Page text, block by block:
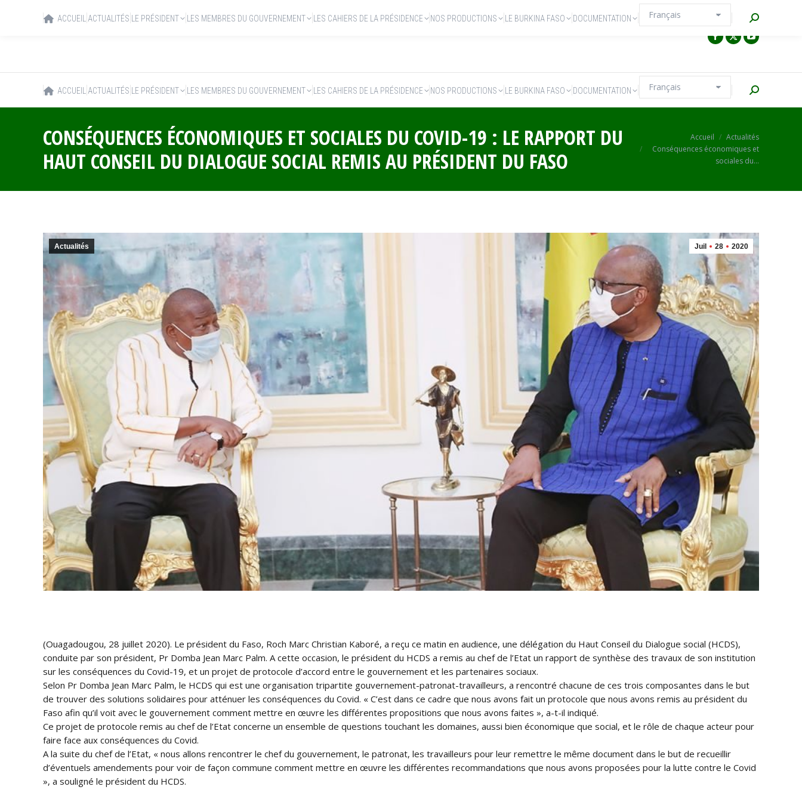
ACCUEIL ACTUALITÉS LE PRÉSIDENT LES MEMBRES DU GOUVERNEMENT LES CAHIERS DE LA PRÉSIDENCE NOS PRODUCTIONS LE BURKINA FASO DOCUMENTATION Recherche
CONSÉQUENCES ÉCONOMIQUES ET SOCIALES DU COVID-19 : LE RAPPORT DU
HAUT CONSEIL DU DIALOGUE SOCIAL REMIS AU PRÉSIDENT DU FASO
Vous êtes ici :Accueil
Actualités
Conséquences économiques et
sociales du…
Juil 28 2020
Actualités
(Ouagadougou, 28 juillet 2020). Le président du Faso, Roch Marc Christian Kaboré, a reçu ce matin en audience, une délégation du Haut Conseil du Dialogue social (HCDS),
conduite par son président, Pr Domba Jean Marc Palm. A cette occasion, le président du HCDS a remis au chef de l’Etat un rapport de synthèse des travaux de son institution
sur les conséquences du Covid-19, et un projet de protocole d’accord entre le gouvernement et les partenaires sociaux.
Selon Pr Domba Jean Marc Palm, le HCDS qui est une organisation tripartite gouvernement-patronat-travailleurs, a rencontré chacune de ces trois composantes dans le but
de trouver des solutions solidaires pour atténuer les conséquences du Covid. « C’est dans ce cadre que nous avons fait un protocole que nous avons remis au président du
Faso afin qu’il voit avec le gouvernement comment mettre en œuvre les différentes propositions que nous avons faites », a-t-il indiqué.
Ce projet de protocole remis au chef de l’Etat concerne un ensemble de questions touchant les domaines, aussi bien économique que social, et le rôle de chaque acteur pour
faire face aux conséquences du Covid.
A la suite du chef de l’Etat, « nous allons rencontrer le chef du gouvernement, le patronat, les travailleurs pour leur remettre le même document dans le but de recueillir
d’éventuels amendements pour voir de façon commune comment mettre en œuvre les différentes recommandations que nous avons proposées pour la lutte contre le Covid
», a souligné le président du HCDS.
ACCUEIL ACTUALITÉS LE PRÉSIDENT LES MEMBRES DU GOUVERNEMENT LES CAHIERS DE LA PRÉSIDENCE NOS PRODUCTIONS LE BURKINA FASO DOCUMENTATION Recherche